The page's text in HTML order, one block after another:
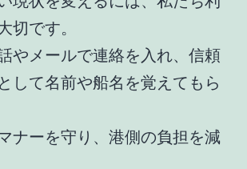
切です。
やメールで連絡を入れ、信頼
して名前や船名を覚えてもら
ナーを守り、港側の負担を減